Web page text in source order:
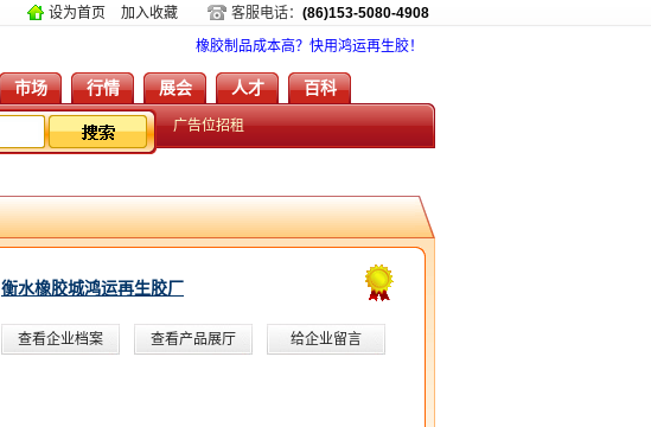
设为首页 加入收藏 客服电话： (86)153-5080-4908
橡胶制品成本高？快用鸿运再生胶！
市场 行情 展会 人才 百科
广告位招租
衡水橡胶城鸿运再生胶厂
查看企业档案 查看产品展厅 给企业留言